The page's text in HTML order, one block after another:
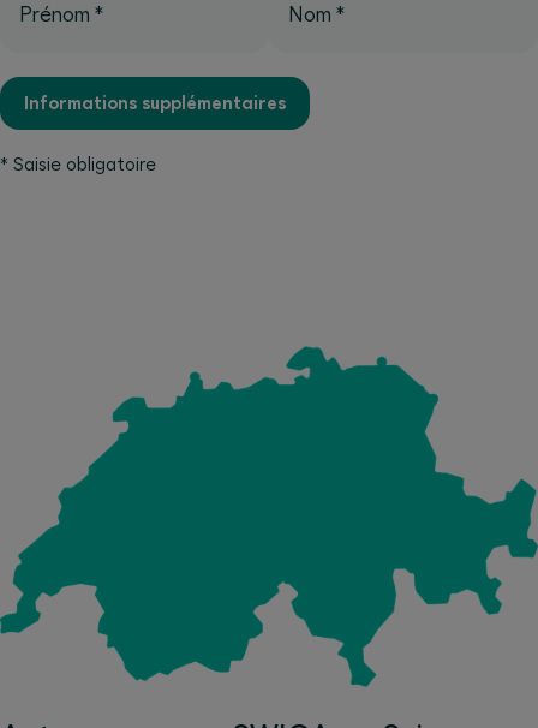
Prénom * Nom *
Informations supplémentaires
* Saisie obligatoire